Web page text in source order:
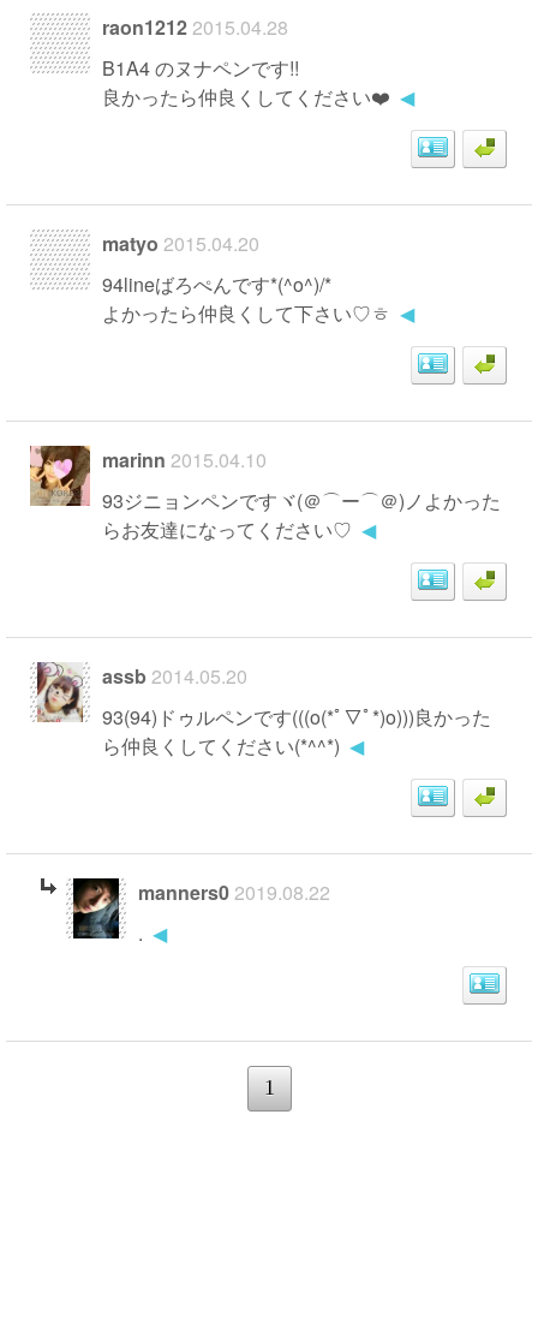
raon12122015.04.28
B1A4 のヌナペンです!!
良かったら仲良くしてください❤️ ◀
matyo 2015.04.20
94lineばろぺんです*(^o^)/*
よかったら仲良くして下さい♡ㅎ ◀
marinn 2015.04.10
93ジニョンペンですヾ(＠⌒ー⌒＠)ノよかった
らお友達になってください♡ ◀
assb2014.05.20
93(94)ドゥルペンです(((o(*ﾟ▽ﾟ*)o)))良かった
ら仲良くしてください(*^^*) ◀
manners02019.08.22
. ◀
1